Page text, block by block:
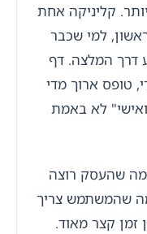
קליניקה אחת
למי שכבר
דרך המלצה. דף
טופס ארוך מדי
לא באמת
מה שהעסק רוצה
שהמשתמש צריך
זמן קצר מאוד.